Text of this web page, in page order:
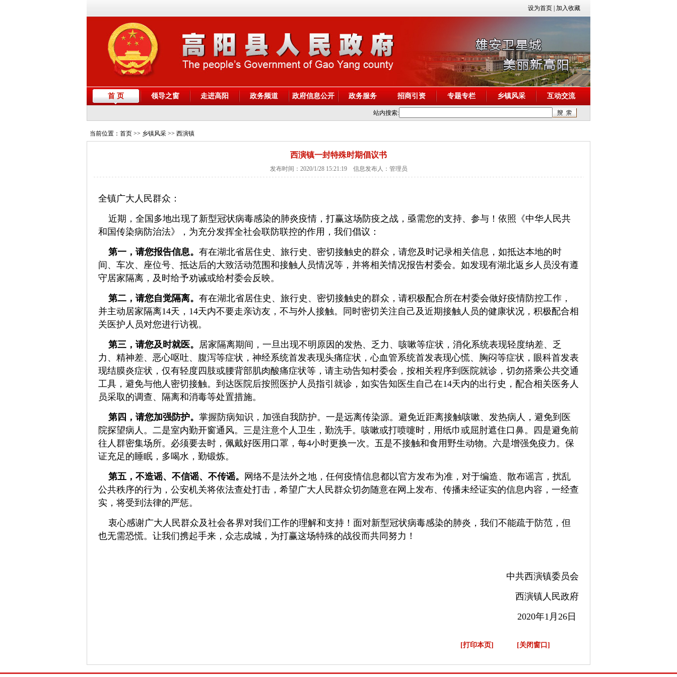
设为首页 加入收藏
首 页 领导之窗 走进高阳 政务频道 政府信息公开 政务服务 招商引资 专题专栏 乡镇风采 互动交流
站内搜索:
当前位置： 首页 >> 乡镇风采 >> 西演镇
西演镇一封特殊时期倡议书
发布时间：2020/1/28 15:21:19 信息发布人：管理员
全镇广大人民群众：
近期，全国多地出现了新型冠状病毒感染的肺炎疫情，打赢这场防疫之战，亟需您的支持、参与！依照《中华人民共
和国传染病防治法》，为充分发挥全社会联防联控的作用，我们倡议：
第一，请您报告信息。 有在湖北省居住史、旅行史、密切接触史的群众，请您及时记录相关信息，如抵达本地的时
间、车次、座位号、抵达后的大致活动范围和接触人员情况等，并将相关情况报告村委会。如发现有湖北返乡人员没有遵
守居家隔离，及时给予劝诫或给村委会反映。
第二，请您自觉隔离。 有在湖北省居住史、旅行史、密切接触史的群众，请积极配合所在村委会做好疫情防控工作，
并主动居家隔离14天，14天内不要走亲访友，不与外人接触。同时密切关注自己及近期接触人员的健康状况，积极配合相
关医护人员对您进行访视。
第三，请您及时就医。 居家隔离期间，一旦出现不明原因的发热、乏力、咳嗽等症状，消化系统表现轻度纳差、乏
力、精神差、恶心呕吐、腹泻等症状，神经系统首发表现头痛症状，心血管系统首发表现心慌、胸闷等症状，眼科首发表
现结膜炎症状，仅有轻度四肢或腰背部肌肉酸痛症状等，请主动告知村委会，按相关程序到医院就诊，切勿搭乘公共交通
工具，避免与他人密切接触。到达医院后按照医护人员指引就诊，如实告知医生自己在14天内的出行史，配合相关医务人
员采取的调查、隔离和消毒等处置措施。
第四，请您加强防护。 掌握防病知识，加强自我防护。一是远离传染源。避免近距离接触咳嗽、发热病人，避免到医
院探望病人。二是室内勤开窗通风。三是注意个人卫生，勤洗手。咳嗽或打喷嚏时，用纸巾或屈肘遮住口鼻。四是避免前
往人群密集场所。必须要去时，佩戴好医用口罩，每4小时更换一次。五是不接触和食用野生动物。六是增强免疫力。保
证充足的睡眠，多喝水，勤锻炼。
第五， 不造谣、不信谣、不传谣。
网络不是法外之地，任何疫情信息都以官方发布为准，对于编造、散布谣言，扰乱
公共秩序的行为，公安机关将依法查处打击，希望广大人民群众切勿随意在网上发布、传播未经证实的信息内容，一经查
实，将受到法律的严惩。
衷心感谢广大人民群众及社会各界对我们工作的理解和支持！面对新型冠状病毒感染的肺炎，我们不能疏于防范，但
也无需恐慌。让我们携起手来，众志成城，为打赢这场特殊的战役而共同努力！
中共西演镇委员会
西演镇人民政府
2020年1月26日
[打印本页] [关闭窗口]